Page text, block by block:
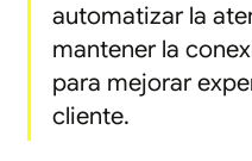
automatizar la
mantener la
para mejorar
cliente.